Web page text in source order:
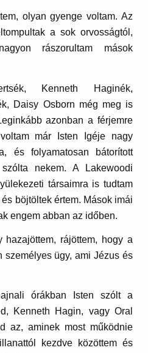
olyan gyenge voltam. Az
a sok orvosságtól,
rászorultam mások
Kenneth Haginék,
Daisy Osborn még meg is
azonban a férjemre
már Isten Igéje nagy
és folyamatosan bátorított
nekem. A Lakewoodi
társaimra is tudtam
böjtöltek értem. Mások imái
engem abban az időben.
hazajöttem, rájöttem, hogy a
személyes ügy, ami Jézus és
órákban Isten szólt a
Kenneth Hagin, vagy Oral
az, aminek most működnie
kezdve közöttem és